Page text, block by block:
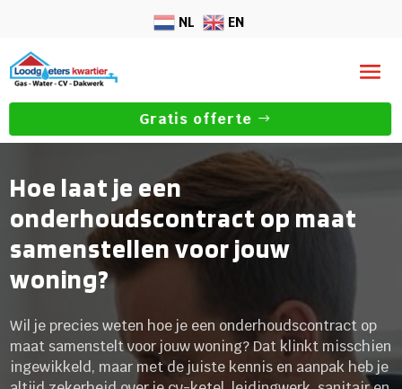
NL EN
Gratis offerte
Hoe laat je een
onderhoudscontract op maat
samenstellen voor jouw
woning?
Wil je precies weten hoe je een onderhoudscontract op
maat samenstelt voor jouw woning? Dat klinkt misschien
ingewikkeld, maar met de juiste kennis en aanpak heb je